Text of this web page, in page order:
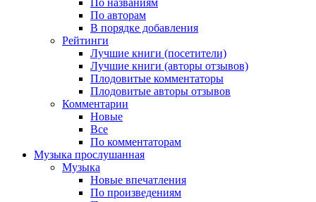
По авторам
В порядке добавления
Рейтинги
Лучшие книги (посетители)
Лучшие книги (авторы отзывов)
Плодовитые комментаторы
Плодовитые авторы отзывов
Комментарии
Новые
Все
По комментаторам
Музыка прослушанная
Музыка
Новые впечатления
По произведениям